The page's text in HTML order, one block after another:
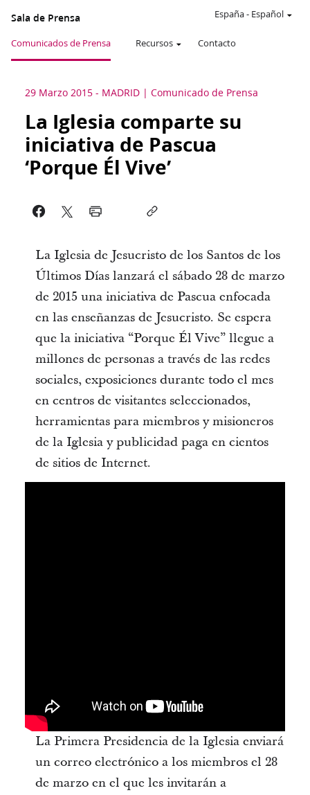
Sala de Prensa
Comunicados de Prensa Recursos Contacto
España- Español
29 Marzo 2015 - MADRID Comunicado de Prensa
La Iglesia comparte su
iniciativa de Pascua
‘Porque Él Vive’
La Iglesia de Jesucristo de los Santos de los
Últimos Días lanzará el sábado 28 de marzo
de 2015 una iniciativa de Pascua enfocada
en las enseñanzas de Jesucristo. Se espera
que la iniciativa “Porque Él Vive” llegue a
millones de personas a través de las redes
sociales, exposiciones durante todo el mes
en centros de visitantes seleccionados,
herramientas para miembros y misioneros
de la Iglesia y publicidad paga en cientos
de sitios de Internet.
La Primera Presidencia de la Iglesia enviará
un correo electrónico a los miembros el 28
de marzo en el que les invitarán a